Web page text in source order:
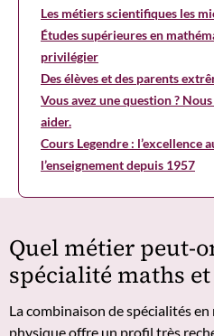
Quel métier peut-
spécialité maths
La combinaison de spécialités
physique offre un profil très
Les métiers scientifiques les
Études supérieures en
privilégier
Des élèves et des parents
Vous avez une question ?
aider.
Cours Legendre : l’excellence
l’enseignement depuis 1957